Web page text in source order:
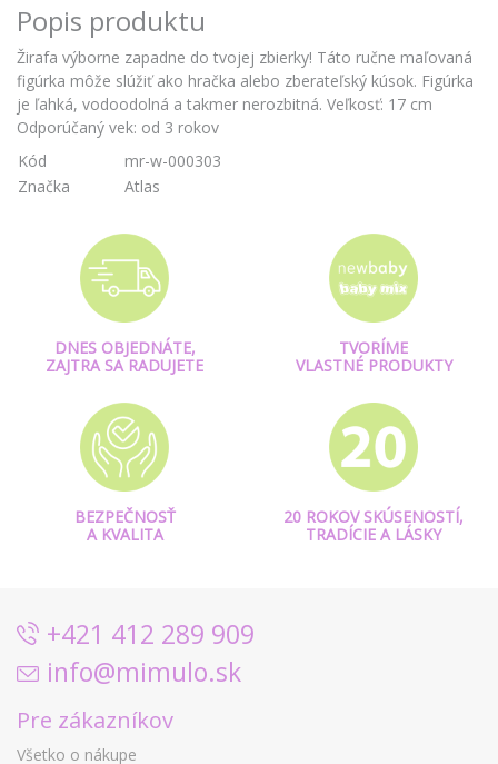
Popis produktu
Žirafa výborne zapadne do tvojej zbierky! Táto ručne maľovaná
figúrka môže slúžiť ako hračka alebo zberateľský kúsok. Figúrka
je ľahká, vodoodolná a takmer nerozbitná. Veľkosť: 17 cm
Odporúčaný vek: od 3 rokov
Kód
mr-w-000303
Značka
Atlas
DNES OBJEDNÁTE,
ZAJTRA SA RADUJETE
TVORÍME
VLASTNÉ PRODUKTY
BEZPEČNOSŤ
A KVALITA
20 ROKOV SKÚSENOSTÍ,
TRADÍCIE A LÁSKY
+421 412 289 909
info@mimulo.sk
Pre zákazníkov
Všetko o nákupe